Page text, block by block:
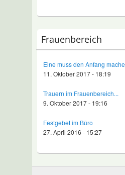
Frauenbereich
Eine muss den Anfang
11. Oktober 2017 - 18:19
Trauern im Frauenbereich...
9. Oktober 2017 - 19:16
Festgebet im Büro
27. April 2016 - 15:27